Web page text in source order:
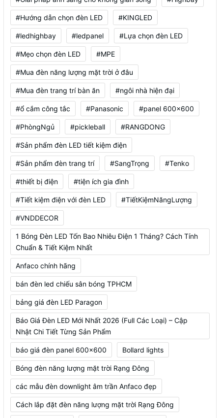
#Hướng dẫn chọn đèn LED #KINGLED
#ledhighbay #ledpanel #Lựa chọn đèn LED
#Mẹo chọn đèn LED #MPE
#Mua đèn năng lượng mặt trời ở đâu
#Mua đèn trang trí bàn ăn #ngôi nhà hiện đại
#ổ cắm công tắc #Panasonic #panel 600x600
#PhòngNgủ #pickleball #RANGDONG
#Sản phẩm đèn LED tiết kiệm điện
#Sản phẩm đèn trang trí #SangTrọng #Tenko
#thiết bị điện #tiện ích gia đình
#Tiết kiệm điện với đèn LED #TiếtKiệmNăngLượng
#VNDDECOR
1 Bóng Đèn LED Tốn Bao Nhiêu Điện 1 Tháng? Cách Tính
Chuẩn & Tiết Kiệm Nhất
Anfaco chính hãng
bán đèn led chiếu sân bóng TPHCM
bảng giá đèn LED Paragon
Báo Giá Đèn LED Mới Nhất 2026 (Full Các Loại) – Cập
Nhật Chi Tiết Từng Sản Phẩm
báo giá đèn panel 600x600 Bollard lights
Bóng đèn năng lượng mặt trời Rạng Đông
các mẫu đèn downlight âm trần Anfaco đẹp
Cách lắp đặt đèn năng lượng mặt trời Rạng Đông